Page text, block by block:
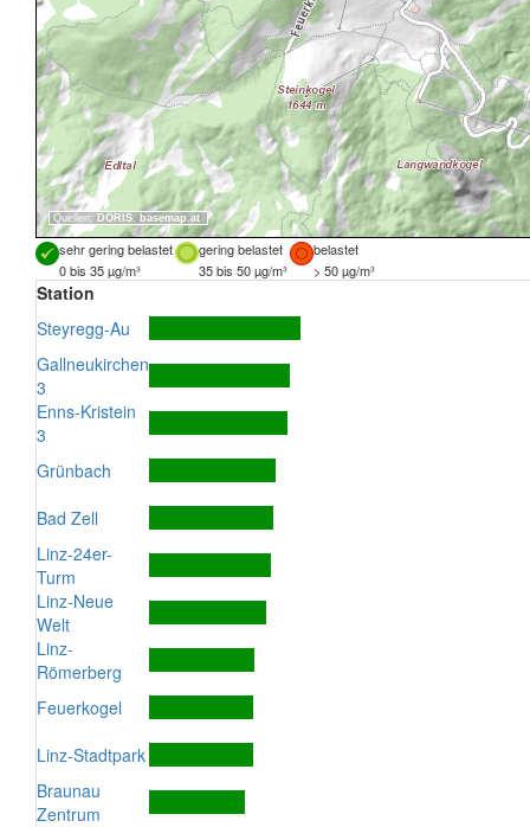
Quellen: DORIS, basemap.at
sehr gering belastet gering belastet
belastet
0 bis 35 µg/m³
35 bis 50 µg/m³ > 50 µg/m³
Station
Steyregg-Au
Gallneukirchen
3
Enns-Kristein
3
Grünbach
Bad Zell
Linz-24er-
Turm
Linz-Neue
Welt
Linz-
Römerberg
Feuerkogel
Linz-Stadtpark
Braunau
Zentrum